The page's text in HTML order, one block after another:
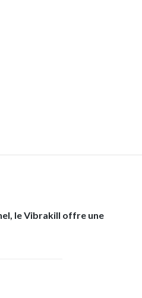
le Vibrakill offre une